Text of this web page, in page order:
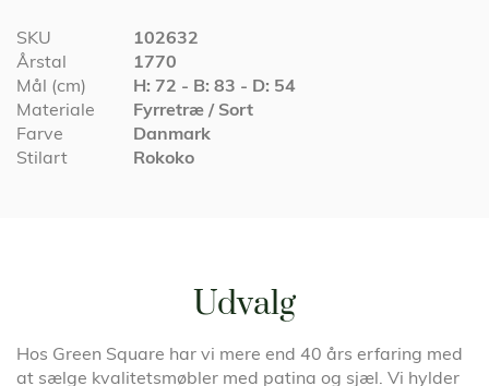
Specifikationer
SKU
102632
Årstal
1770
Mål (cm)
H: 72 - B: 83 - D: 54
Materiale
Fyrretræ / Sort
Farve
Danmark
Stilart
Rokoko
Udvalg
Hos Green Square har vi mere end 40 års erfaring med
at sælge kvalitetsmøbler med patina og sjæl. Vi hylder